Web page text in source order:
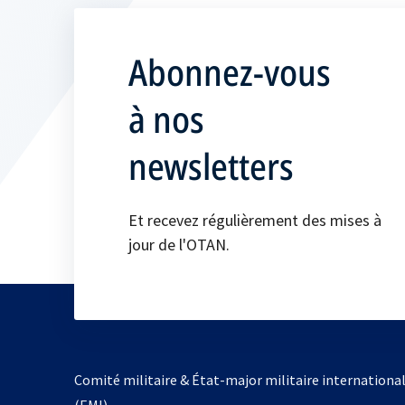
Abonnez-vous
à nos
newsletters
Et recevez régulièrement des mises à
jour de l'OTAN.
Comité militaire & État-major militaire international